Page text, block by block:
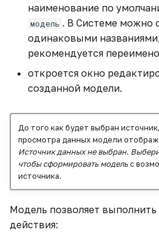
объектов
Загрузка данных модели
в хранилище
Наследуемые права
Действия пользователей
виджета
Просмотр виджетов
модели
Работа с каталогами
Кнопки
Изображения
Текст
Как встроить виджет в
сайт
Как построить опорную
Как посчитать АППГ
(аналогичный период
прошлого года)
для виджета
наименование по
модель . В Системе можно
одинаковыми
рекомендуется
откроется окно
созданной модели.
До того как будет выбран
просмотра данных модели
Источник данных не выбран.
чтобы сформировать модельс
источника.
Модель позволяет
действия: